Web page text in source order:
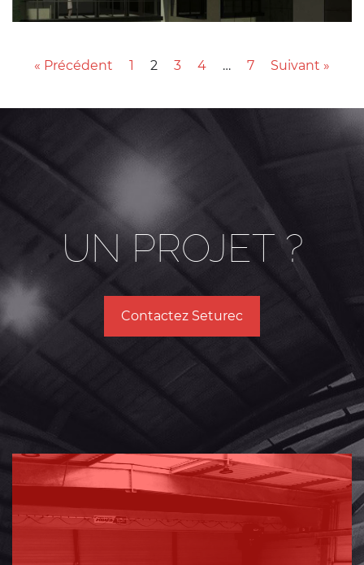
« Précédent 1 2 3 4 … 7 Suivant »
UN PROJET ?
Contactez Seturec